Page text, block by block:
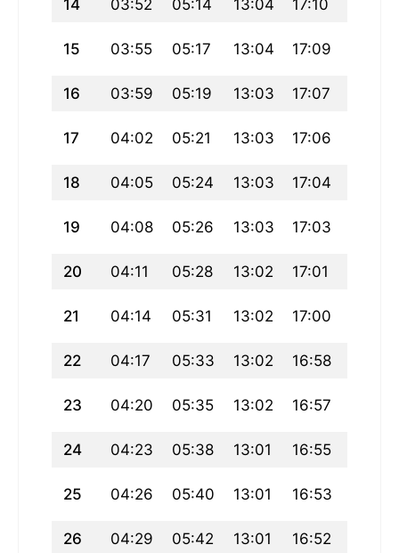
14 03:52 05:14 13:04 17:10
15 03:55 05:17 13:04 17:09
16 03:59 05:19 13:03 17:07
17 04:02 05:21 13:03 17:06
18 04:05 05:24 13:03 17:04
19 04:08 05:26 13:03 17:03
20 04:11 05:28 13:02 17:01
21 04:14 05:31 13:02 17:00
22 04:17 05:33 13:02 16:58
23 04:20 05:35 13:02 16:57
24 04:23 05:38 13:01 16:55
25 04:26 05:40 13:01 16:53
26 04:29 05:42 13:01 16:52